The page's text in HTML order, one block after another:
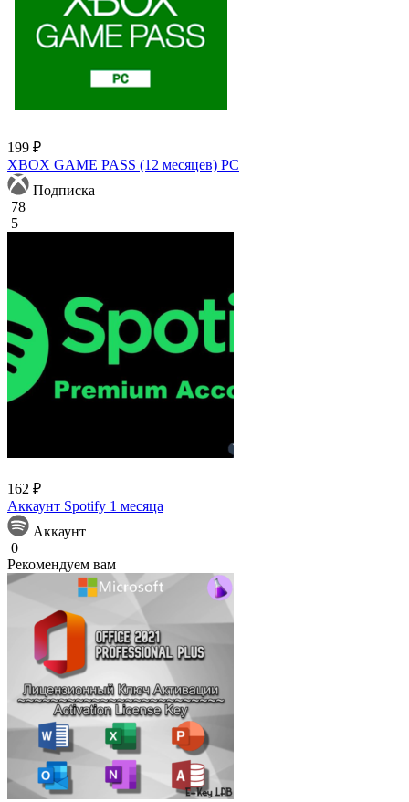
199 ₽
XBOX GAME PASS (12 месяцев) PC
Подписка
78
5
162 ₽
Аккаунт Spotify 1 месяца
Аккаунт
0
Рекомендуем вам